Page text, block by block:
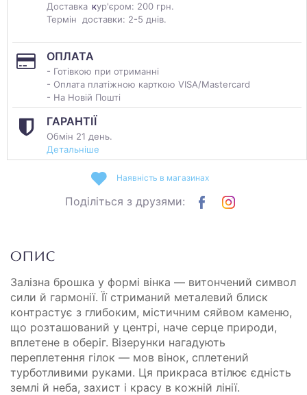
Доставка кур'єром: 200 грн.
Термін доставки: 2-5 днів.
ОПЛАТА
- Готівкою при отриманні
- Оплата платіжною карткою VISA/Mastercard
- На Новій Пошті
ГАРАНТІЇ
Обмін 21 день.
Детальніше
Наявність в магазинах
Поділіться з друзями:
ОПИС
Залізна брошка у формі вінка — витончений символ
сили й гармонії. Її стриманий металевий блиск
контрастує з глибоким, містичним сяйвом каменю,
що розташований у центрі, наче серце природи,
вплетене в оберіг. Візерунки нагадують
переплетення гілок — мов вінок, сплетений
турботливими руками. Ця прикраса втілює єдність
землі й неба, захист і красу в кожній лінії.